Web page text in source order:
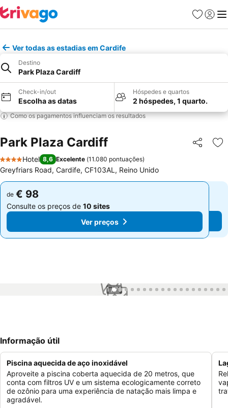
Favoritos
Iniciar
Ver todas as estadias em Cardife
Destino
Park Plaza Cardiff
Check-in/out
Escolha as datas
Hóspedes e quartos
2 hóspedes, 1 quarto.
Como os pagamentos influenciam os resultados
Park Plaza Cardiff Partilhar
4 Estrelas
Hotel 8,6 Excelente (11.080 pontuações)
Greyfriars Road, Cardife, CF103AL, Reino Unido
de € 98
Consulte os preços de 10 sites
Ver preços
de € 98
Consulte os preços de 10 sites
Ver preços
1 / 70
Informação útil
Piscina aquecida de aço inoxidável
Aproveite a piscina coberta aquecida de 20 metros, que
conta com filtros UV e um sistema ecologicamente correto
de ozônio para uma experiência de natação mais limpa e
agradável.